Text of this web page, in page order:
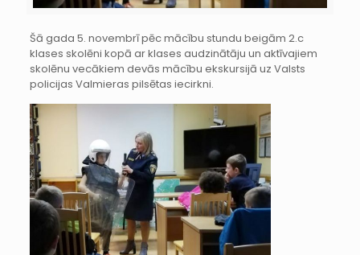
Šā gada 5. novembrī pēc mācību stundu beigām 2.c
klases skolēni kopā ar klases audzinātāju un aktīvajiem
skolēnu vecākiem devās mācību ekskursijā uz Valsts
policijas Valmieras pilsētas iecirkni.